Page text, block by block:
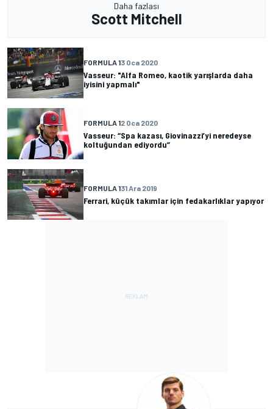
Daha fazlası
Scott Mitchell
FORMULA 13 Oca 2020
Vasseur: "Alfa Romeo, kaotik yarışlarda daha
iyisini yapmalı"
FORMULA 12 Oca 2020
Vasseur: “Spa kazası, Giovinazzi’yi neredeyse
koltuğundan ediyordu”
FORMULA 131 Ara 2019
Ferrari, küçük takımlar için fedakarlıklar yapıyor